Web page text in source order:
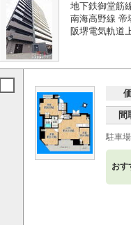
地下鉄御堂筋
南海高野線 帝
阪堺電気軌道
間
駐車
おす